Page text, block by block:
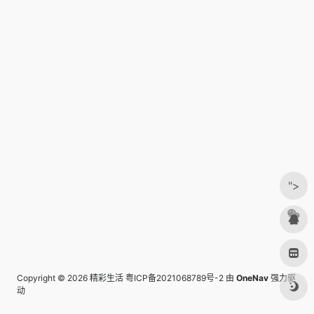
Copyright © 2026 精彩生活 粤ICP备2021068789号-2 由 OneNav 强力驱
动
">